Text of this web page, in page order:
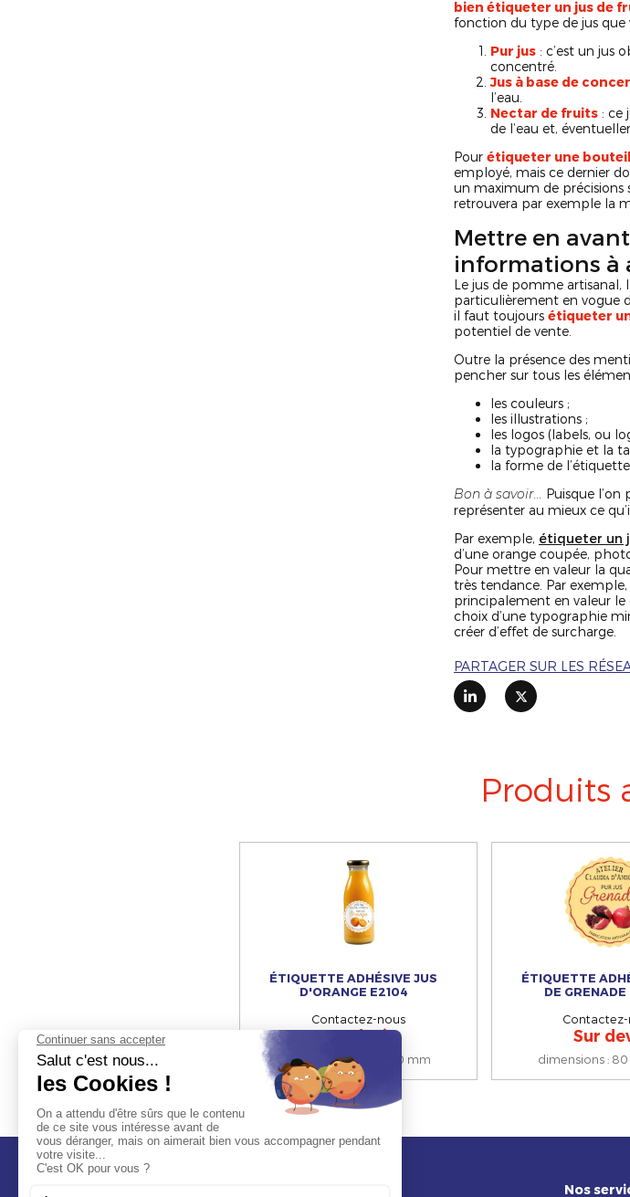
bien étiqueter un jus de
fonction du type de jus que
Pur jus : c’est un jus
concentré.
Jus à base de
l’eau.
Nectar de fruits : ce
de l’eau et,
Pour étiqueter une
employé, mais ce dernier
un maximum de précisions
retrouvera par exemple la
Mettre en
informations à
Le jus de pomme artisanal,
particulièrement en vogue
il faut toujours étiqueter
potentiel de vente.
Outre la présence des
pencher sur tous les
les couleurs ;
les illustrations ;
les logos (labels, ou
la typographie et la
la forme de l’étiquette.
Bon à savoir… Puisque
représenter au mieux ce
Par exemple, étiqueter un
d’une orange coupée,
Pour mettre en valeur la
très tendance. Par
principalement en valeur le
choix d’une typographie
créer d’effet de surcharge.
PARTAGER SUR LES
Produits
ÉTIQUETTE ADHÉSIVE JUS
D'ORANGE E2104
Contactez-nous
Sur devis
dimensions: 80 x 80 mm
ÉTIQUETTE
DE GRENADE
Sur
dimensions: 80
Nos